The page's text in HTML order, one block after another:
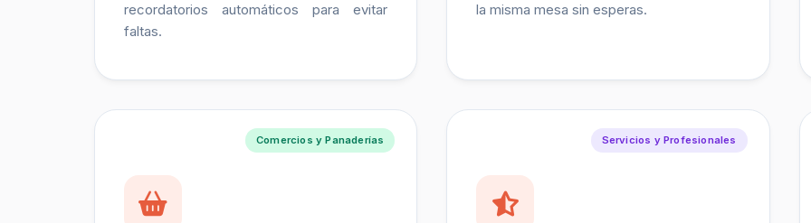
recordatorios automáticos para evitar
faltas.
la misma mesa sin esperas.
Comercios y Panaderías Servicios y Profesionales